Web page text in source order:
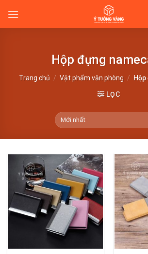
content
Hộp đựng
Trang chủ / Vật phẩm văn phòng /
LỌC